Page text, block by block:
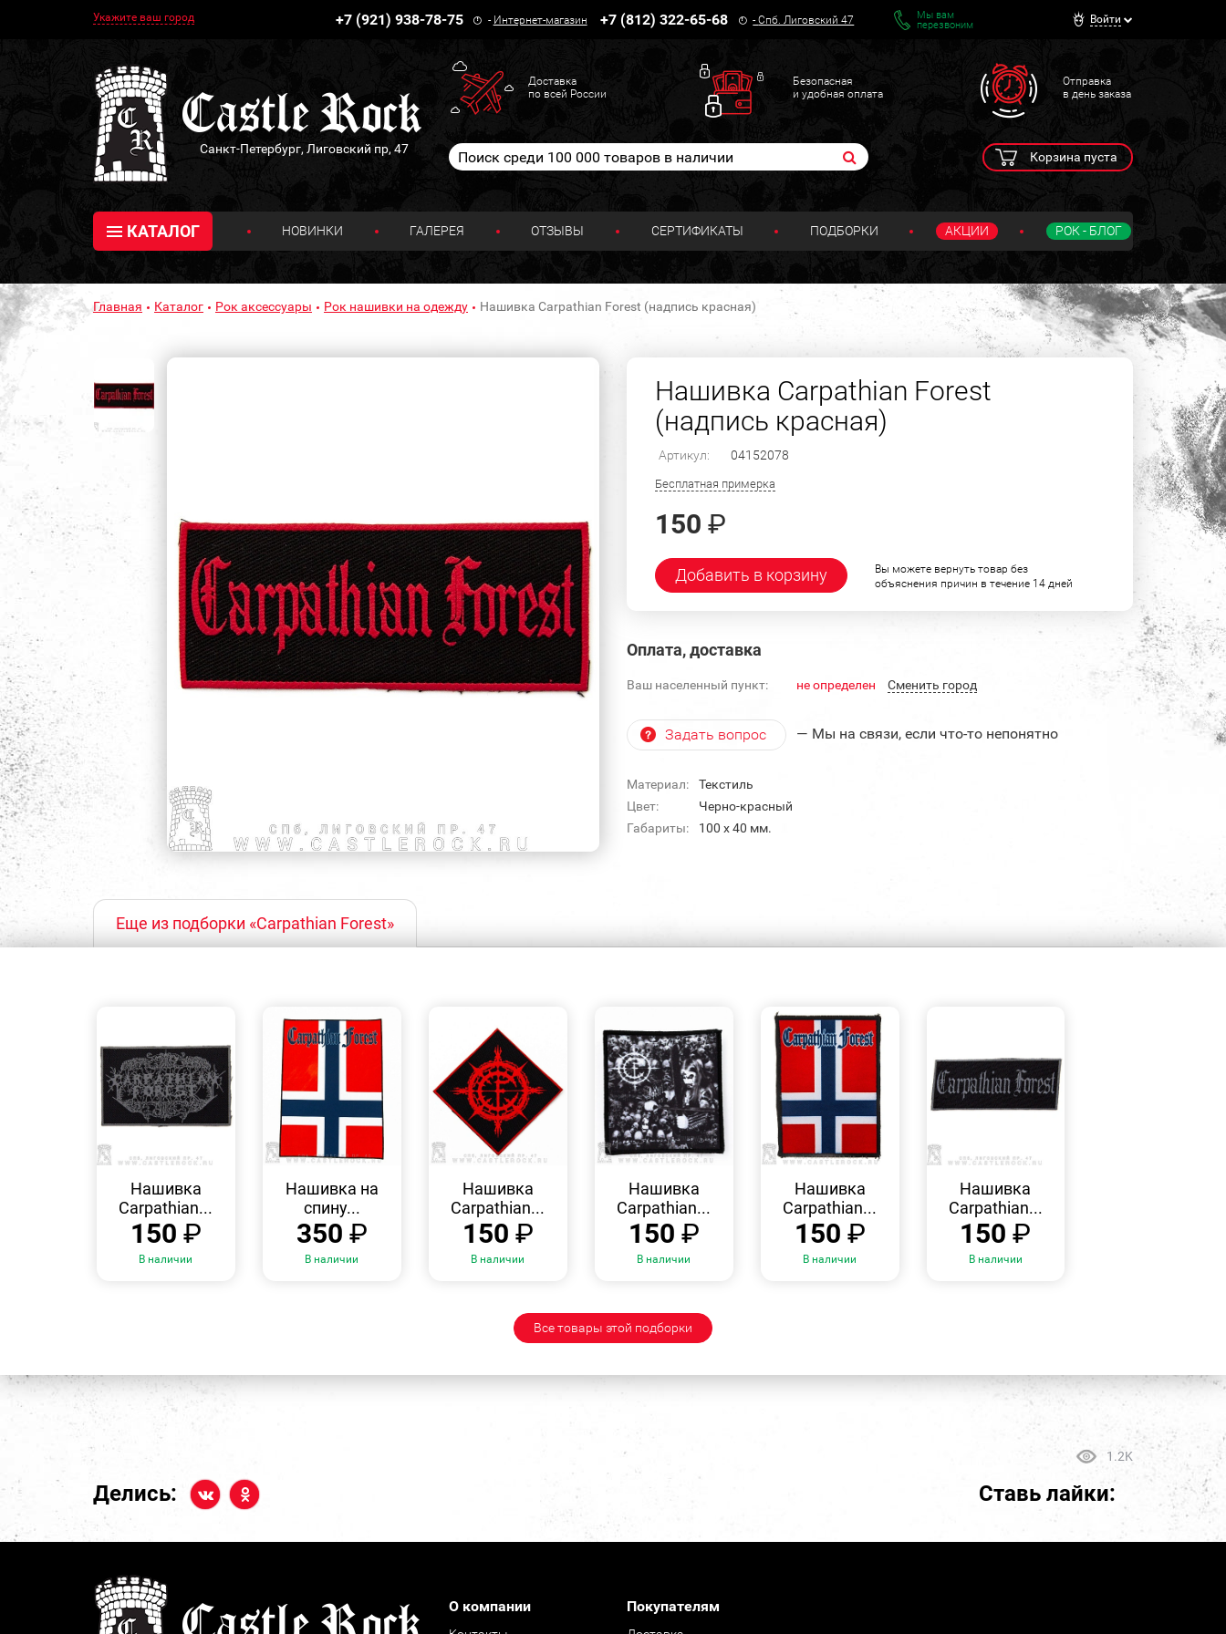
Укажите ваш город +7 (921) 938-78-75 - Интернет-магазин +7 (812) 322-65-68 -Спб. Лиговский 47
Мы вам
перезвоним
Войти
Санкт-Петербург, Лиговский пр, 47
Доставка
по всей России
Безопасная
и удобная оплата
Отправка
в день заказа
Корзина пуста
КАТАЛОГ НОВИНКИ ГАЛЕРЕЯ ОТЗЫВЫ СЕРТИФИКАТЫ ПОДБОРКИ АКЦИИ РОК - БЛОГ
Главная Каталог Рок аксессуары Рок нашивки на одежду Нашивка Carpathian Forest (надпись красная)
Нашивка Carpathian Forest
(надпись красная)
Артикул: 04152078
Бесплатная примерка
150 ₽
Добавить в корзину
Вы можете вернуть товар без
объяснения причин в течение 14 дней
Оплата, доставка
Ваш населенный пункт: не определен Cменить город
Задать вопрос — Мы на связи, если что-то непонятно
Материал:
Текстиль
Цвет:
Черно-красный
Габариты:
100 x 40 мм.
Еще из подборки «Carpathian Forest»
Нашивка
Carpathian...
150 ₽
В наличии
Нашивка на
спину...
350 ₽
В наличии
Нашивка
Carpathian...
150 ₽
В наличии
Нашивка
Carpathian...
150 ₽
В наличии
Нашивка
Carpathian...
150 ₽
В наличии
Нашивка
Carpathian...
150₽
В наличии
Все товары этой подборки
1.2K
Делись: Ставь лайки:
О компании Покупателям